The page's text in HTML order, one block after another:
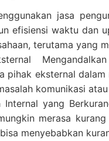
jasa
efisiensi waktu dan
terutama yang
pihak eksternal
komunikasi
Internal yang
merasa
menyebabkan